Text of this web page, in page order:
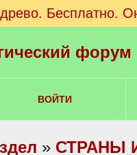
Бесплатно.
ВОЙТИ
» СТРАНЫ